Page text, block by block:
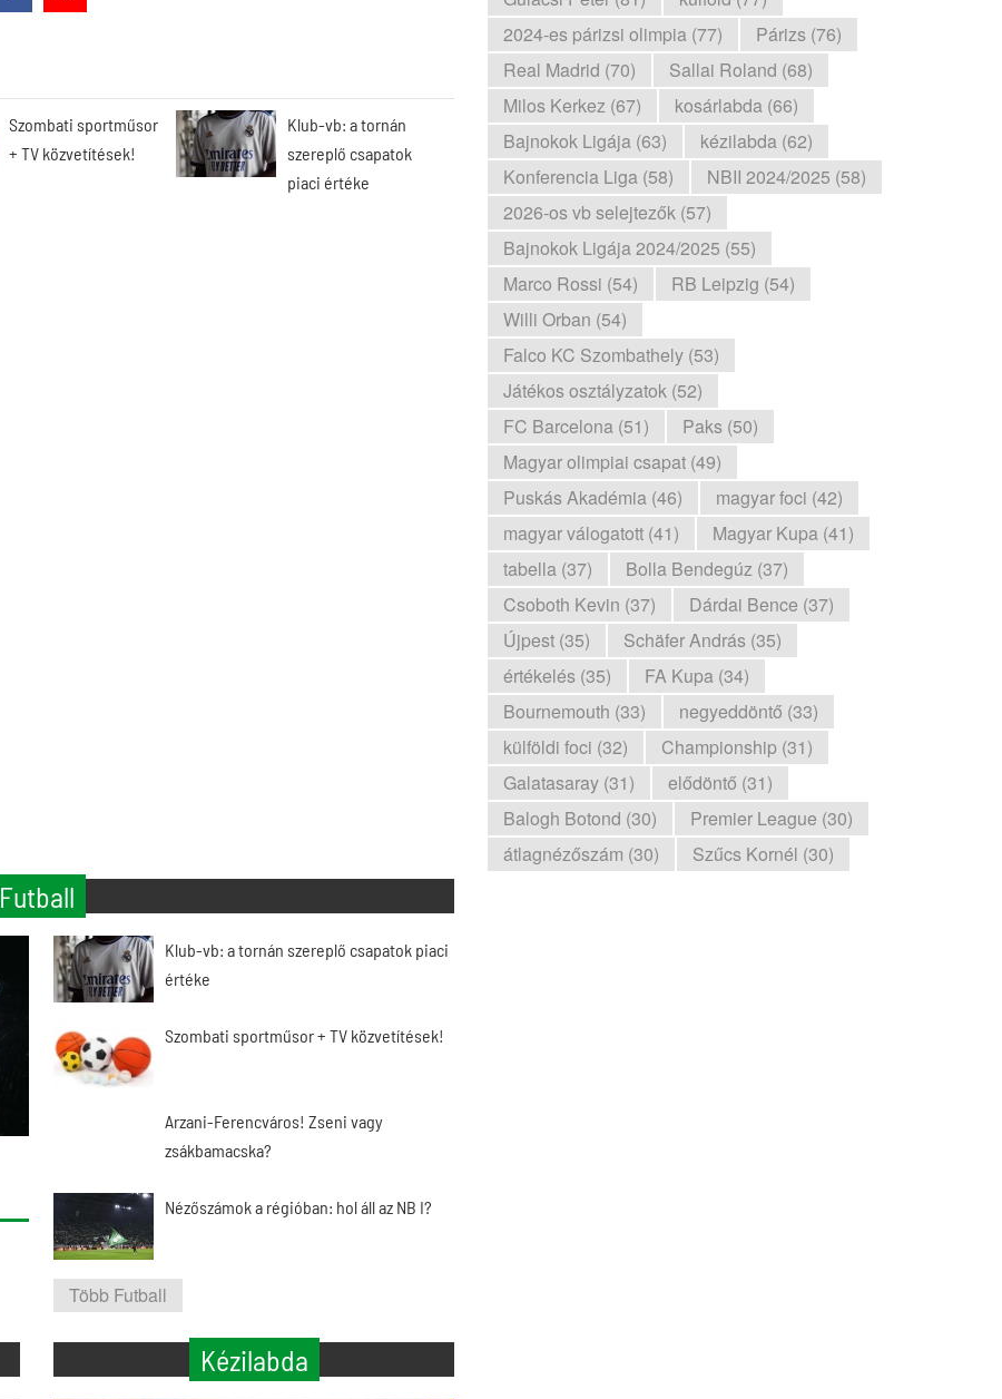
Szombati sportműsor
+ TV közvetítések!
Klub-vb: a tornán
szereplő csapatok
piaci értéke
2024-es párizsi olimpia (77)
Párizs (76)
Real Madrid (70)
Sallai Roland (68)
Milos Kerkez (67)
kosárlabda (66)
Bajnokok Ligája (63)
kézilabda (62)
Konferencia Liga (58)
NBII 2024/2025 (58)
2026-os vb selejtezők (57)
Bajnokok Ligája 2024/2025 (55)
Marco Rossi (54)
RB Leipzig (54)
Willi Orban (54)
Falco KC Szombathely (53)
Játékos osztályzatok (52)
FC Barcelona (51)
Paks (50)
Magyar olimpiai csapat (49)
Puskás Akadémia (46)
magyar foci (42)
magyar válogatott (41)
Magyar Kupa (41)
tabella (37)
Bolla Bendegúz (37)
Csoboth Kevin (37)
Dárdai Bence (37)
Újpest (35)
Schäfer András (35)
értékelés (35)
FA Kupa (34)
Bournemouth (33)
negyeddöntő (33)
külföldi foci (32)
Championship (31)
Galatasaray (31)
elődöntő (31)
Balogh Botond (30)
Premier League (30)
átlagnézőszám (30)
Szűcs Kornél (30)
Futball
Klub-vb: a tornán szereplő csapatok piaci
értéke
Szombati sportműsor + TV közvetítések!
Arzani-Ferencváros! Zseni vagy
zsákbamacska?
Nézőszámok a régióban: hol áll az NB I?
Több Futball
Kézilabda